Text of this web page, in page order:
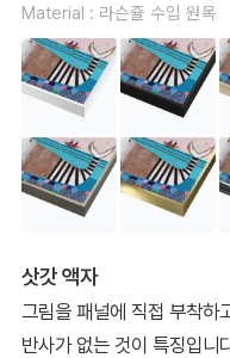
Material : 라슨쥴 수입 원목
삿갓 액자
그림을 패널에 직접 부착하
반사가 없는 것이 특징입니